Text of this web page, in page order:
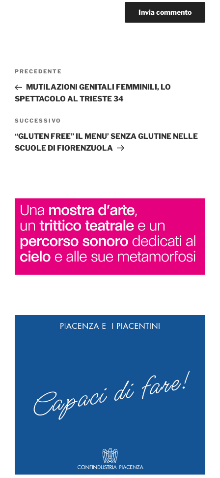
Navigazione
Articolo
precedente:
PRECEDENTE
MUTILAZIONI GENITALI FEMMINILI, LO
SPETTACOLO AL TRIESTE 34
Articolo
successivo
SUCCESSIVO
“GLUTEN FREE” IL MENU’ SENZA GLUTINE NELLE
SCUOLE DI FIORENZUOLA